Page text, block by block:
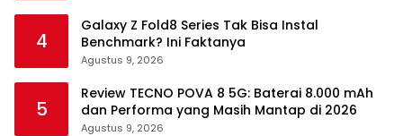
4
Galaxy Z Fold8 Series Tak Bisa Instal
Benchmark? Ini Faktanya
Agustus 9, 2026
5
Review TECNO POVA 8 5G: Baterai 8.000 mAh
dan Performa yang Masih Mantap di 2026
Agustus 9, 2026